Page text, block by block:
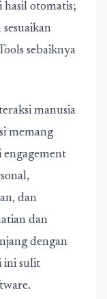
hasil otomatis;
sebaiknya
manusia
memang
dan
dan
dengan
ini sulit